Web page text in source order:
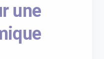
une